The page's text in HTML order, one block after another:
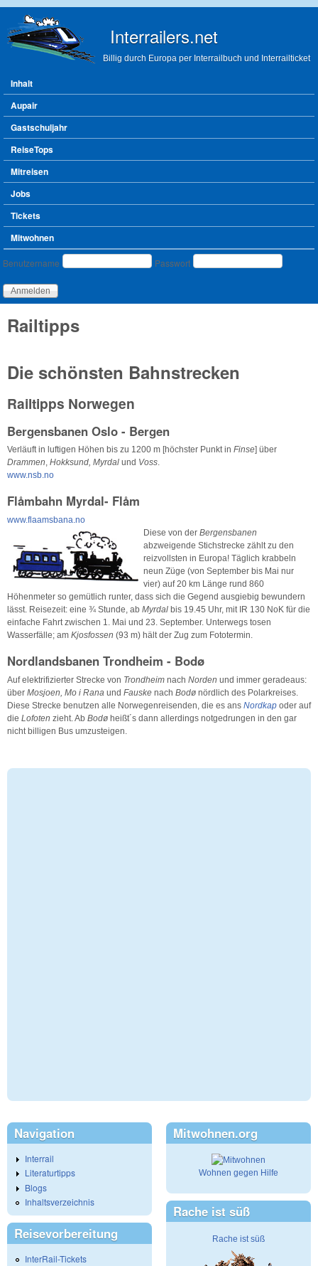
Interrailers.net
Billig durch Europa per Interrailbuch und Interrailticket
Hauptmenü
Inhalt
Aupair
Gastschuljahr
ReiseTops
Mitreisen
Jobs
Tickets
Mitwohnen
Benutzeranmeldung
Benutzername Passwort
Railtipps
Die schönsten Bahnstrecken
Railtipps Norwegen
Bergensbanen Oslo - Bergen
Verläuft in luftigen Höhen bis zu 1200 m [höchster Punkt in Finse] über
Drammen, Hokksund, Myrdal und Voss.
www.nsb.no
Flåmbahn Myrdal- Flåm
www.flaamsbana.no
Diese von der Bergensbanen
abzweigende Stichstrecke zählt zu den
reizvollsten in Europa! Täglich krabbeln
neun Züge (von September bis Mai nur
vier) auf 20 km Länge rund 860
Höhenmeter so gemütlich runter, dass sich die Gegend ausgiebig bewundern
lässt. Reisezeit: eine ¾ Stunde, ab Myrdal bis 19.45 Uhr, mit IR 130 NoK für die
einfache Fahrt zwischen 1. Mai und 23. September. Unterwegs tosen
Wasserfälle; am Kjosfossen (93 m) hält der Zug zum Fototermin.
Nordlandsbanen Trondheim - Bodø
Auf elektrifizierter Strecke von Trondheim nach Norden und immer geradeaus:
über Mosjoen, Mo i Rana und Fauske nach Bodø nördlich des Polarkreises.
Diese Strecke benutzen alle Norwegenreisenden, die es ans Nordkap oder auf
die Lofoten zieht. Ab Bodø heißt´s dann allerdings notgedrungen in den gar
nicht billigen Bus umzusteigen.
Navigation
Interrail
Literaturtipps
Blogs
Inhaltsverzeichnis
Reisevorbereitung
InterRail-Tickets
Mitwohnen.org
Wohnen gegen Hilfe
Rache ist süß
Rache ist süß